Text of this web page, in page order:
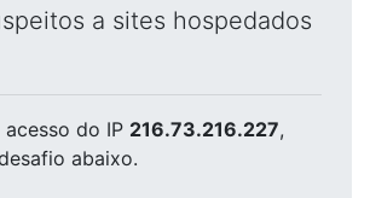
a sites hospedados
do IP 216.73.216.227,
abaixo.